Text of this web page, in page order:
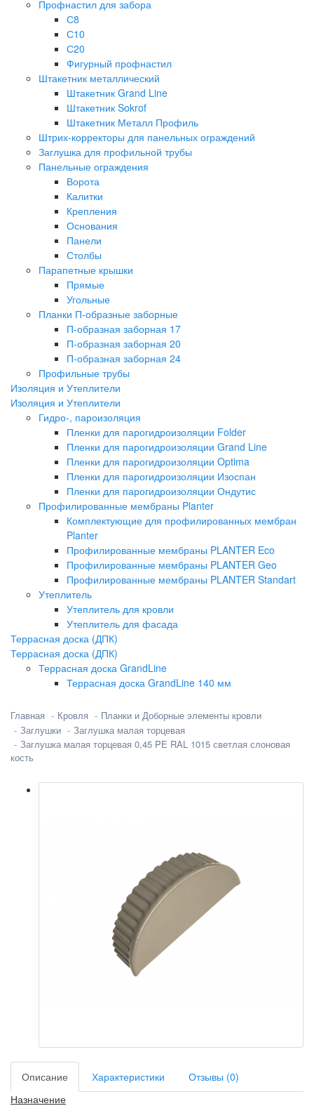
Профнастил для забора
С8
С10
С20
Фигурный профнастил
Штакетник металлический
Штакетник Grand Line
Штакетник Sokrof
Штакетник Металл Профиль
Штрих-корректоры для панельных ограждений
Заглушка для профильной трубы
Панельные ограждения
Ворота
Калитки
Крепления
Основания
Панели
Столбы
Парапетные крышки
Прямые
Угольные
Планки П-образные заборные
П-образная заборная 17
П-образная заборная 20
П-образная заборная 24
Профильные трубы
Изоляция и Утеплители
Изоляция и Утеплители
Гидро-, пароизоляция
Пленки для парогидроизоляции Folder
Пленки для парогидроизоляции Grand Line
Пленки для парогидроизоляции Optima
Пленки для парогидроизоляции Изоспан
Пленки для парогидроизоляции Ондутис
Профилированные мембраны Planter
Комплектующие для профилированных мембран
Planter
Профилированные мембраны PLANTER Eco
Профилированные мембраны PLANTER Geo
Профилированные мембраны PLANTER Standart
Утеплитель
Утеплитель для кровли
Утеплитель для фасада
Террасная доска (ДПК)
Террасная доска (ДПК)
Террасная доска GrandLine
Террасная доска GrandLine 140 мм
Главная Кровля
Планки и Доборные элементы кровли
Заглушки
Заглушка малая торцевая
Заглушка малая торцевая 0,45 PE RAL 1015 светлая слоновая
кость
Описание Характеристики
Отзывы (0)
Назначение